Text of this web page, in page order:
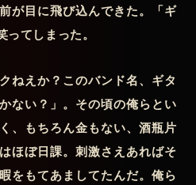
が目に飛び込んできた。「ギ
てしまった。
ねえか？このバンド名、ギタ
ない？」。その頃の俺らとい
、もちろん金もない、酒瓶片
ほぼ日課。刺激さえあればそ
をもてあましてたんだ。俺ら